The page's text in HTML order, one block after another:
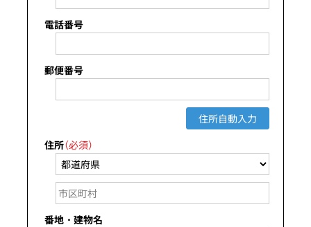
電話番号
郵便番号
住所自動入力
住所（必須）
番地・建物名